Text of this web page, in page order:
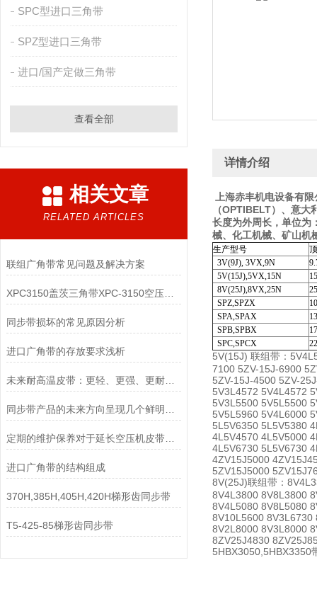
SPC型进口三角带
SPZ型进口三角带
进口/国产定做三角带
查看全部
相关文章
RELATED ARTICLES
联组广角带常见问题及解决方案
XPC3150盖茨三角带XPC-3150空压机皮带
同步带损坏的常见原因分析
进口广角带的存放要求浅析
未来耐高温皮带：更轻、更强、更耐温？
进口广角带的结构组成
370H,385H,405H,420H梯形齿同步带
T5-425-85梯形齿同步带
详情介绍
上海赤丰机电设备有
（OPTIBELT）、意
长度为外周长，单位为
械、化工机械、矿山机
生产型号
3V(9J), 3VX,9N
5V(15J),5VX,15N
8V(25J),8VX,25N
SPZ,SPZX
SPA,SPAX
SPB,SPBX
SPC,SPCX
5V(15J) 联组带：
7100 5ZV-15J-6900
5ZV-15J-4500 5ZV-
5V3L4572 5V4L4572
5V3L5500 5V5L5500
5V5L5960 5V4L6000
5L5V6350 5L5V5380
4L5V4570 4L5V5000
4L5V6730 5L5V6730
4ZV15J5000
5ZV15J5000
8V(25J)联组带：
8V4L3800 8V8L3800
8V4L5080 8V8L5080
8V10L5600 8V3L6730
8V2L8000 8V3L8000
8ZV25J4830
5HBX3050,5HBX3350